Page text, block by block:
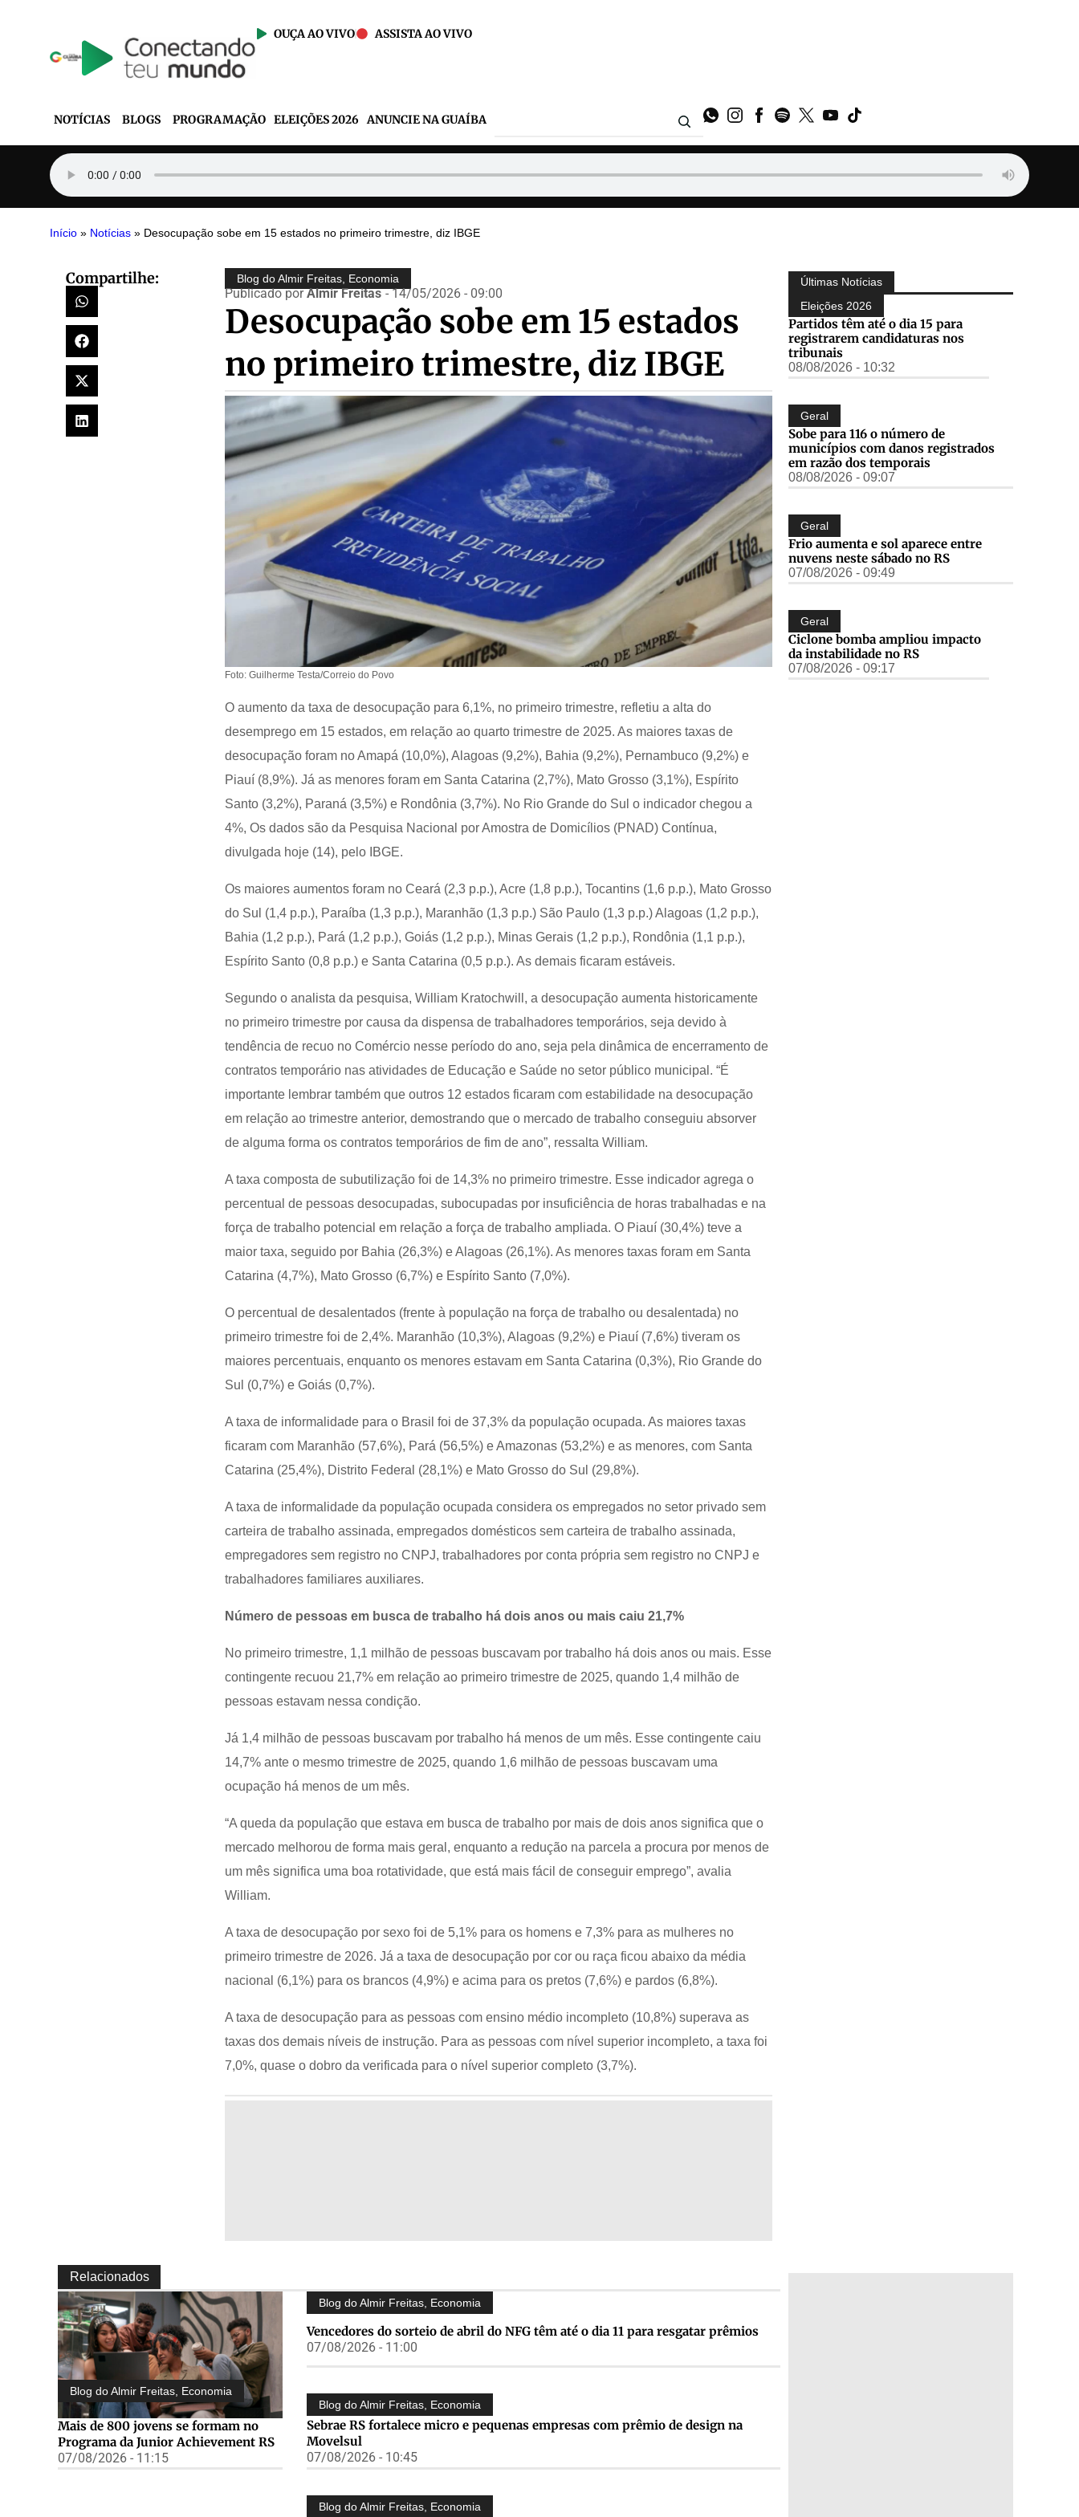
OUÇA AO VIVO ASSISTA AO VIVO
NOTÍCIAS BLOGS PROGRAMAÇÃO ELEIÇÕES 2026 ANUNCIE NA GUAÍBA
Início » Notícias » Desocupação sobe em 15 estados no primeiro trimestre, diz IBGE
Compartilhe: Blog do Almir Freitas Economia
Publicado porAlmir Freitas - 14/05/2026 - 09:00
Desocupação sobe em 15 estados
no primeiro trimestre, diz IBGE
Foto: Guilherme Testa/Correio do Povo
O aumento da taxa de desocupação para 6,1%, no primeiro trimestre, refletiu a alta do
desemprego em 15 estados, em relação ao quarto trimestre de 2025. As maiores taxas de
desocupação foram no Amapá (10,0%), Alagoas (9,2%), Bahia (9,2%), Pernambuco (9,2%) e
Piauí (8,9%). Já as menores foram em Santa Catarina (2,7%), Mato Grosso (3,1%), Espírito
Santo (3,2%), Paraná (3,5%) e Rondônia (3,7%). No Rio Grande do Sul o indicador chegou a
4%, Os dados são da Pesquisa Nacional por Amostra de Domicílios (PNAD) Contínua,
divulgada hoje (14), pelo IBGE.
Os maiores aumentos foram no Ceará (2,3 p.p.), Acre (1,8 p.p.), Tocantins (1,6 p.p.), Mato Grosso
do Sul (1,4 p.p.), Paraíba (1,3 p.p.), Maranhão (1,3 p.p.) São Paulo (1,3 p.p.) Alagoas (1,2 p.p.),
Bahia (1,2 p.p.), Pará (1,2 p.p.), Goiás (1,2 p.p.), Minas Gerais (1,2 p.p.), Rondônia (1,1 p.p.),
Espírito Santo (0,8 p.p.) e Santa Catarina (0,5 p.p.). As demais ficaram estáveis.
Segundo o analista da pesquisa, William Kratochwill, a desocupação aumenta historicamente
no primeiro trimestre por causa da dispensa de trabalhadores temporários, seja devido à
tendência de recuo no Comércio nesse período do ano, seja pela dinâmica de encerramento de
contratos temporário nas atividades de Educação e Saúde no setor público municipal. “É
importante lembrar também que outros 12 estados ficaram com estabilidade na desocupação
em relação ao trimestre anterior, demostrando que o mercado de trabalho conseguiu absorver
de alguma forma os contratos temporários de fim de ano”, ressalta William.
A taxa composta de subutilização foi de 14,3% no primeiro trimestre. Esse indicador agrega o
percentual de pessoas desocupadas, subocupadas por insuficiência de horas trabalhadas e na
força de trabalho potencial em relação a força de trabalho ampliada. O Piauí (30,4%) teve a
maior taxa, seguido por Bahia (26,3%) e Alagoas (26,1%). As menores taxas foram em Santa
Catarina (4,7%), Mato Grosso (6,7%) e Espírito Santo (7,0%).
O percentual de desalentados (frente à população na força de trabalho ou desalentada) no
primeiro trimestre foi de 2,4%. Maranhão (10,3%), Alagoas (9,2%) e Piauí (7,6%) tiveram os
maiores percentuais, enquanto os menores estavam em Santa Catarina (0,3%), Rio Grande do
Sul (0,7%) e Goiás (0,7%).
A taxa de informalidade para o Brasil foi de 37,3% da população ocupada. As maiores taxas
ficaram com Maranhão (57,6%), Pará (56,5%) e Amazonas (53,2%) e as menores, com Santa
Catarina (25,4%), Distrito Federal (28,1%) e Mato Grosso do Sul (29,8%).
A taxa de informalidade da população ocupada considera os empregados no setor privado sem
carteira de trabalho assinada, empregados domésticos sem carteira de trabalho assinada,
empregadores sem registro no CNPJ, trabalhadores por conta própria sem registro no CNPJ e
trabalhadores familiares auxiliares.
Número de pessoas em busca de trabalho há dois anos ou mais caiu 21,7%
No primeiro trimestre, 1,1 milhão de pessoas buscavam por trabalho há dois anos ou mais. Esse
contingente recuou 21,7% em relação ao primeiro trimestre de 2025, quando 1,4 milhão de
pessoas estavam nessa condição.
Já 1,4 milhão de pessoas buscavam por trabalho há menos de um mês. Esse contingente caiu
14,7% ante o mesmo trimestre de 2025, quando 1,6 milhão de pessoas buscavam uma
ocupação há menos de um mês.
“A queda da população que estava em busca de trabalho por mais de dois anos significa que o
mercado melhorou de forma mais geral, enquanto a redução na parcela a procura por menos de
um mês significa uma boa rotatividade, que está mais fácil de conseguir emprego”, avalia
William.
A taxa de desocupação por sexo foi de 5,1% para os homens e 7,3% para as mulheres no
primeiro trimestre de 2026. Já a taxa de desocupação por cor ou raça ficou abaixo da média
nacional (6,1%) para os brancos (4,9%) e acima para os pretos (7,6%) e pardos (6,8%).
A taxa de desocupação para as pessoas com ensino médio incompleto (10,8%) superava as
taxas dos demais níveis de instrução. Para as pessoas com nível superior incompleto, a taxa foi
7,0%, quase o dobro da verificada para o nível superior completo (3,7%).
Últimas Notícias
Eleições 2026
Partidos têm até o dia 15 para
registrarem candidaturas nos
tribunais
08/08/2026 - 10:32
Geral
Sobe para 116 o número de
municípios com danos registrados
em razão dos temporais
08/08/2026 - 09:07
Geral
Frio aumenta e sol aparece entre
nuvens neste sábado no RS
07/08/2026 - 09:49
Geral
Ciclone bomba ampliou impacto
da instabilidade no RS
07/08/2026 - 09:17
Relacionados
Blog do Almir Freitas Economia
Mais de 800 jovens se formam no
Programa da Junior Achievement RS
07/08/2026 - 11:15
Blog do Almir Freitas Economia
Vencedores do sorteio de abril do NFG têm até o dia 11 para resgatar prêmios
07/08/2026 - 11:00
Blog do Almir Freitas Economia
Sebrae RS fortalece micro e pequenas empresas com prêmio de design na
Movelsul
07/08/2026 - 10:45
Blog do Almir Freitas Economia